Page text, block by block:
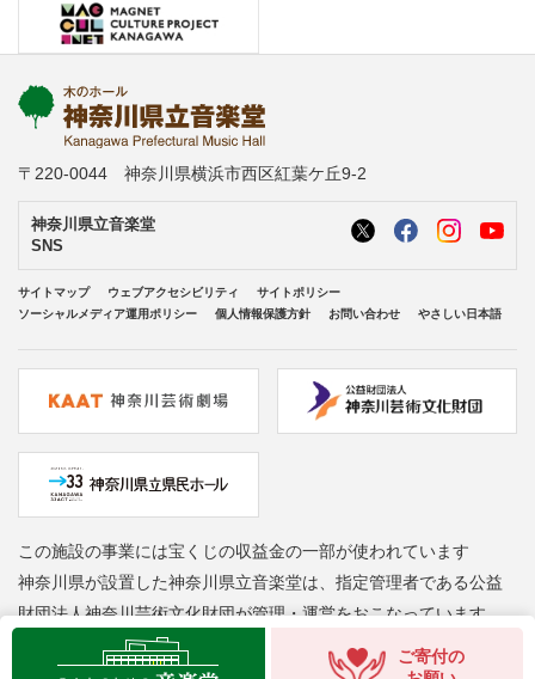
ご寄付の
〒220-0044 神奈川県横浜市西区紅葉ケ丘9-2
神奈川県立音楽堂
SNS
サイトマップ ウェブアクセシビリティ
サイトポリシー
ソーシャルメディア運用ポリシー
個人情報保護方針 お問い合わせ やさしい日本語
この施設の事業には宝くじの収益金の一部が使われています
神奈川県が設置した神奈川県立音楽堂は、指定管理者である公益
財団法人神奈川芸術文化財団が管理・運営をおこなっています
Copyright © Kanagawa Arts Foundation. All rights reserved.